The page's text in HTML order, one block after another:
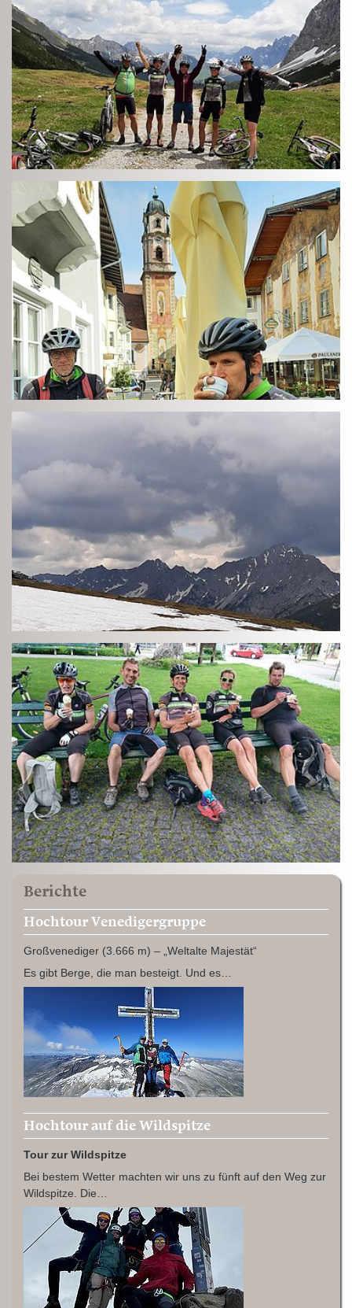
Berichte
Hochtour Venedigergruppe
Großvenediger (3.666 m) – „Weltalte Majestät“
Es gibt Berge, die man besteigt. Und es…
Hochtour auf die Wildspitze
Tour zur Wildspitze
Bei bestem Wetter machten wir uns zu fünft auf den Weg zur
Wildspitze. Die…